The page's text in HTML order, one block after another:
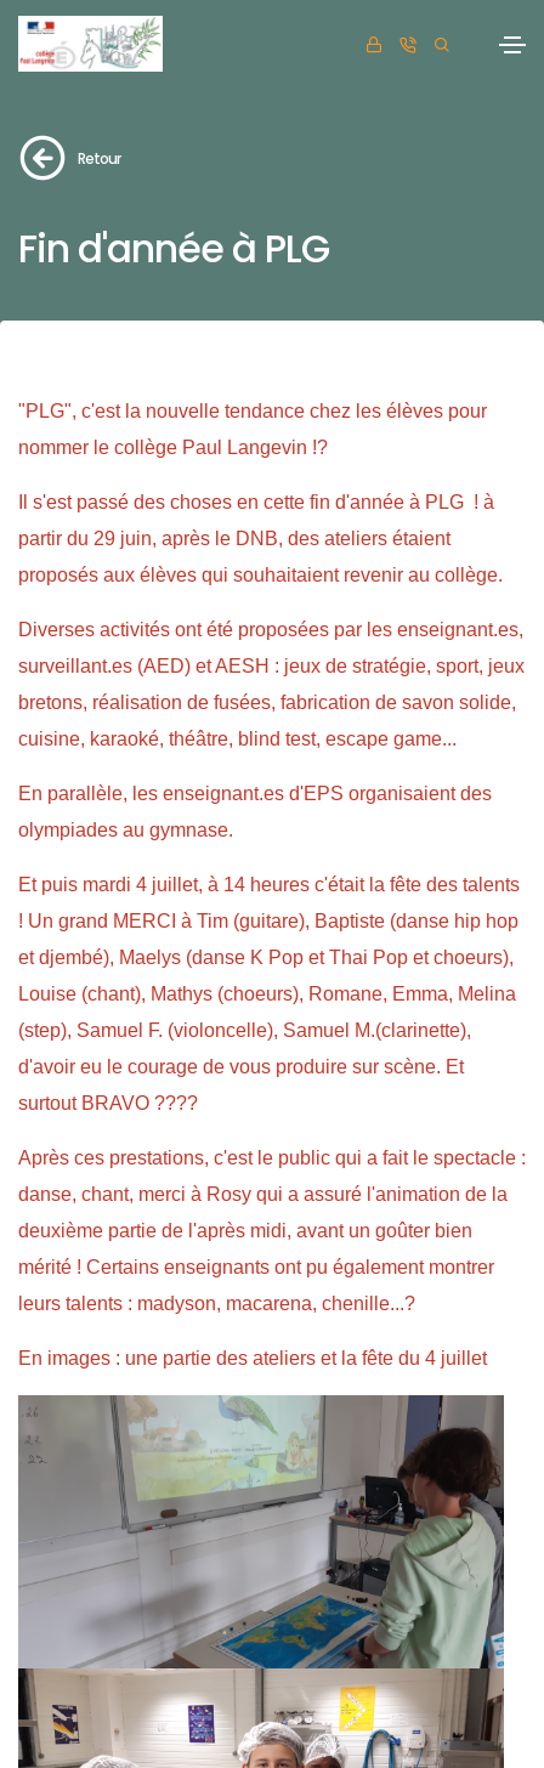
Retour
Fin d'année à PLG
"PLG", c'est la nouvelle tendance chez les élèves pour
nommer le collège Paul Langevin !?
Il s'est passé des choses en cette fin d'année à PLG ! à
partir du 29 juin, après le DNB, des ateliers étaient
proposés aux élèves qui souhaitaient revenir au collège.
Diverses activités ont été proposées par les enseignant.es,
surveillant.es (AED) et AESH : jeux de stratégie, sport, jeux
bretons, réalisation de fusées, fabrication de savon solide,
cuisine, karaoké, théâtre, blind test, escape game...
En parallèle, les enseignant.es d'EPS organisaient des
olympiades au gymnase.
Et puis mardi 4 juillet, à 14 heures c'était la fête des talents
! Un grand MERCI à Tim (guitare), Baptiste (danse hip hop
et djembé), Maelys (danse K Pop et Thai Pop et choeurs),
Louise (chant), Mathys (choeurs), Romane, Emma, Melina
(step), Samuel F. (violoncelle), Samuel M.(clarinette),
d'avoir eu le courage de vous produire sur scène. Et
surtout BRAVO ????
Après ces prestations, c'est le public qui a fait le spectacle :
danse, chant, merci à Rosy qui a assuré l'animation de la
deuxième partie de l'après midi, avant un goûter bien
mérité ! Certains enseignants ont pu également montrer
leurs talents : madyson, macarena, chenille...?
En images : une partie des ateliers et la fête du 4 juillet